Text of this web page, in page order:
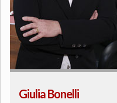
Giulia Bonelli